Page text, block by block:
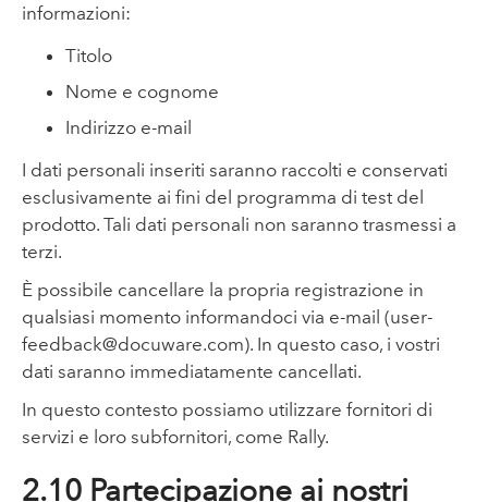
informazioni:
Titolo
Nome e cognome
Indirizzo e-mail
I dati personali inseriti saranno raccolti e conservati
esclusivamente ai fini del programma di test del
prodotto. Tali dati personali non saranno trasmessi a
terzi.
È possibile cancellare la propria registrazione in
qualsiasi momento informandoci via e-mail (user-
feedback@docuware.com). In questo caso, i vostri
dati saranno immediatamente cancellati.
In questo contesto possiamo utilizzare fornitori di
servizi e loro subfornitori, come Rally.
2.10 Partecipazione ai nostri